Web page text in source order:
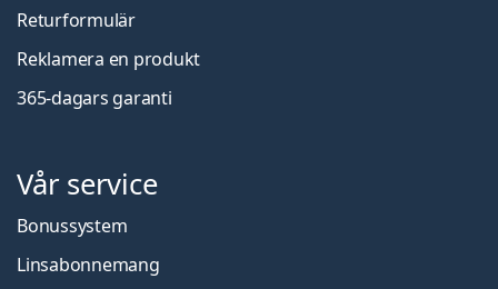
Returformulär
Reklamera en produkt
365-dagars garanti
Vår service
Bonussystem
Linsabonnemang